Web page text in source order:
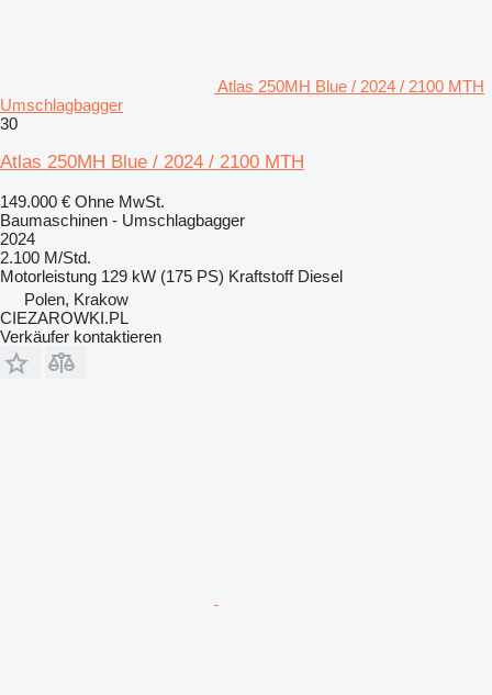
Atlas 250MH Blue / 2024 / 2100 MTH
Umschlagbagger
30
Atlas 250MH Blue / 2024 / 2100 MTH
149.000 € Ohne MwSt.
Baumaschinen - Umschlagbagger
2024
2.100 M/Std.
Motorleistung 129 kW (175 PS) Kraftstoff Diesel
Polen, Krakow
CIEZAROWKI.PL
Verkäufer kontaktieren